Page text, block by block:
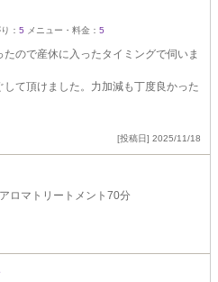
： 5 メニュー・料金： 5
ので産休に入ったタイミングで伺いま
て頂けました。力加減も丁度良かった
[投稿日] 2025/11/18
ロマトリートメント70分